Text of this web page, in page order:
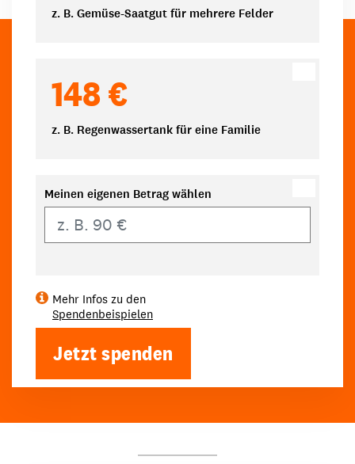
z. B. Gemüse-Saatgut für mehrere Felder
148 €
z. B. Regenwassertank für eine Familie
Meinen eigenen Betrag wählen
Mehr Infos zu den
Spendenbeispielen
Jetzt spenden